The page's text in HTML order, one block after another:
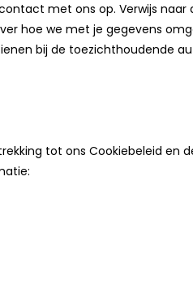
met ons op. Verwijs
hoe we met je gegevens
bij de toezichthoudende
tot ons Cookiebeleid en